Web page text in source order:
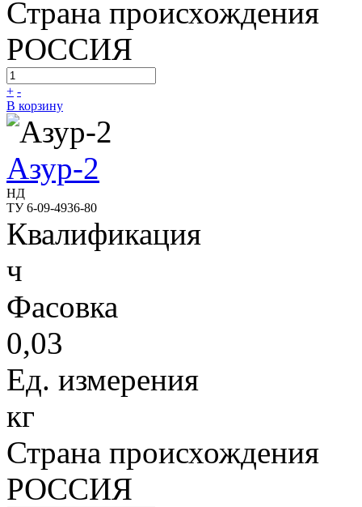
Страна происхождения
РОССИЯ
+ -
В корзину
Азур-2
НД
ТУ 6-09-4936-80
Квалификация
ч
Фасовка
0,03
Ед. измерения
кг
Страна происхождения
РОССИЯ